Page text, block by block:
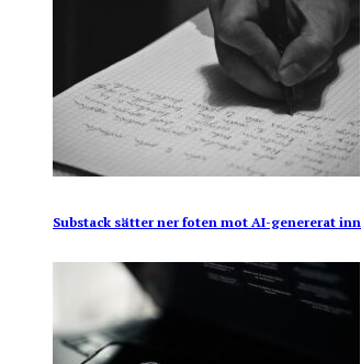
Substack sätter ner foten mot AI-genererat